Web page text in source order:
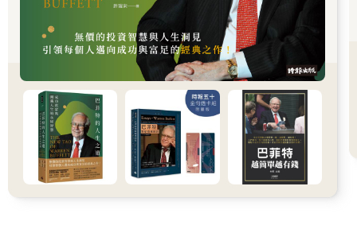
讓早點預約的人可以花比較少的錢，這樣的做法能夠確保滿
足已經確認旅行計畫的消費者的需求，透過這樣的策略確認一部
分的業績，也可以降低賣不完的風險。
另一方面，突然需要出差的商務客總是在出發前一、兩天才預
約，在這個狀況下，比起價格，能夠預約到房間更重要，因此企
業也可以提高房價，從而產生更好的獲利。
從稅務顧問的角度看，愈是不賺錢的公司，愈是會因削價競
爭而陷入赤字。這種案例很多。就像是賠本拋售存貨，很多企業
甚至為了要把庫存都清掉，只好花費更多人力、甚至是動用機械